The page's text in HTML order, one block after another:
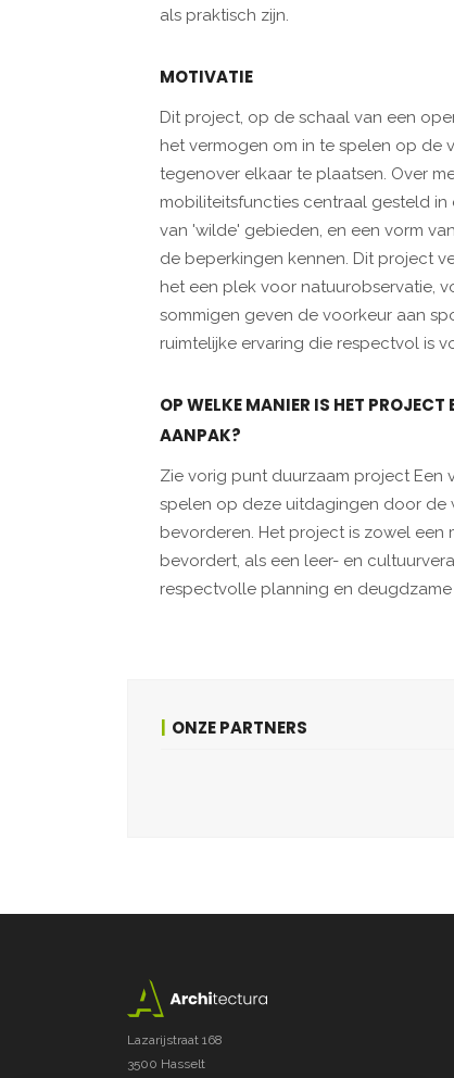
als praktisch zijn.
MOTIVATIE
Dit project, op de schaal van een
het vermogen om in te spelen op de
tegenover elkaar te plaatsen. Over
mobiliteitsfuncties centraal gesteld
van 'wilde' gebieden, en een vorm
de beperkingen kennen. Dit project
het een plek voor natuurobservatie,
sommigen geven de voorkeur aan
ruimtelijke ervaring die respectvol is
OP WELKE MANIER IS HET
AANPAK?
Zie vorig punt duurzaam project
spelen op deze uitdagingen door
bevorderen. Het project is zowel
bevordert, als een leer- en
respectvolle planning en
ONZE PARTNERS
Lazarijstraat 168
3500 Hasselt